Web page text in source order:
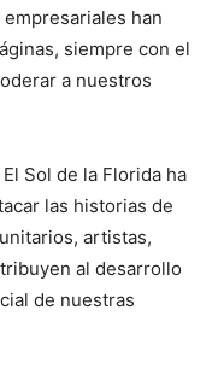
han
siempre con el
a nuestros
Sol de la Florida ha
las historias de
artistas,
al desarrollo
de nuestras